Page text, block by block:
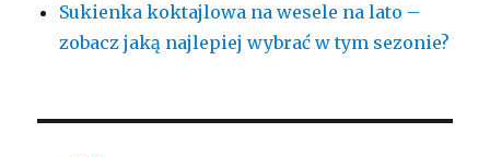
Sukienka koktajlowa na wesele na lato –
zobacz jaką najlepiej wybrać w tym sezonie?